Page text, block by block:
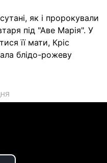
як і пророкували
під "Аве Марія". У
її мати, Кріс
блідо-рожеву